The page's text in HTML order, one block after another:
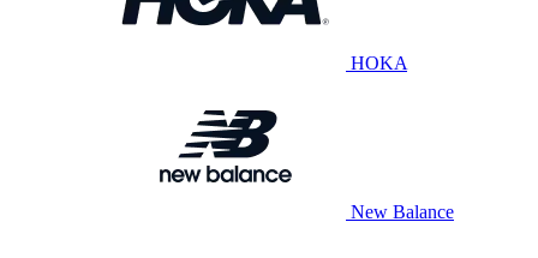
HOKA
New Balance